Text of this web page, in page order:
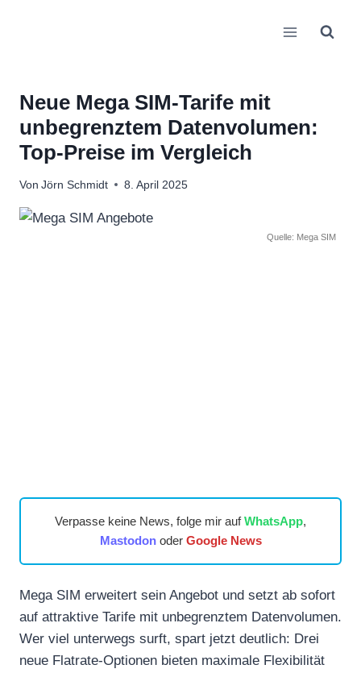
Neue Mega SIM-Tarife mit
unbegrenztem Datenvolumen:
Top-Preise im Vergleich
Von Jörn Schmidt 8. April 2025
Quelle: Mega SIM
Verpasse keine News, folge mir aufWhatsApp,
Mastodonoder Google News
Mega SIM erweitert sein Angebot und setzt ab sofort
auf attraktive Tarife mit unbegrenztem Datenvolumen.
Wer viel unterwegs surft, spart jetzt deutlich: Drei
neue Flatrate-Optionen bieten maximale Flexibilität